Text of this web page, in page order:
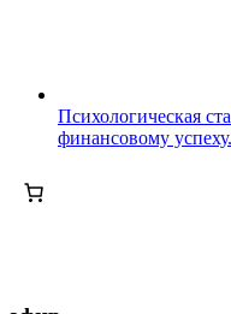
Психологическая
финансовому успеху.